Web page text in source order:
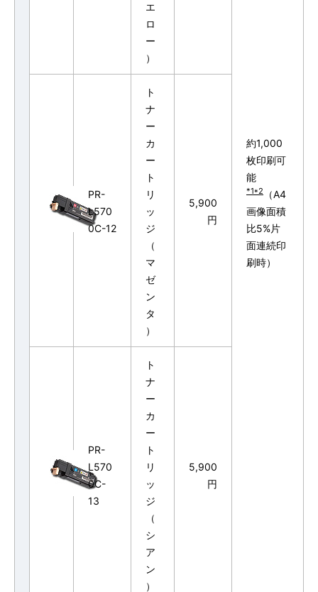
エ
ロ
ー
）
約1,000
枚印刷可
能
*1*2
（A4
画像面積
比5%片
面連続印
刷時）
PR-
L570
0C-12
ト
ナ
ー
カ
ー
ト
リ
ッ
ジ
（
マ
ゼ
ン
タ
）
5,900
円
PR-
L570
0C-
13
ト
ナ
ー
カ
ー
ト
リ
ッ
ジ
（
シ
ア
ン
）
5,900
円